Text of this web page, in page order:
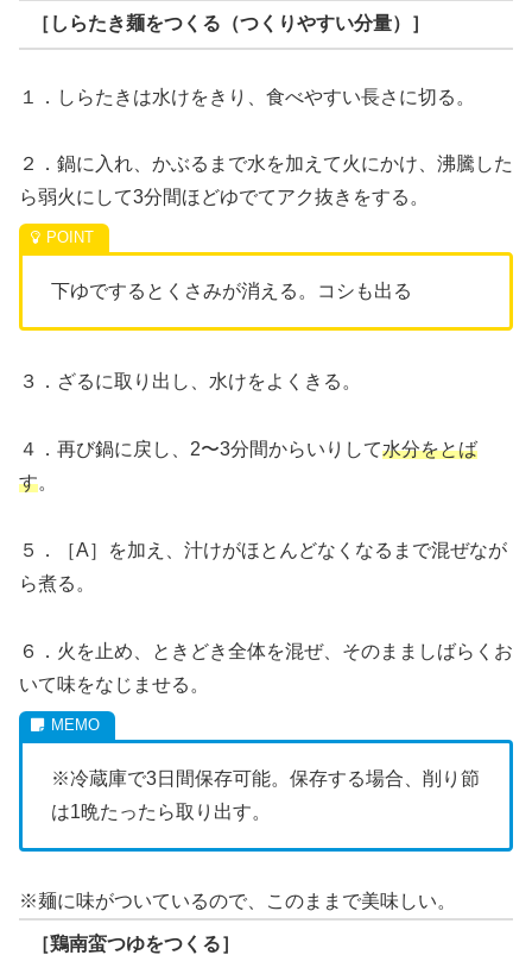
［しらたき麺をつくる（つくりやすい分量）］
１．しらたきは水けをきり、食べやすい長さに切る。
２．鍋に入れ、かぶるまで水を加えて火にかけ、沸騰した
ら弱火にして3分間ほどゆでてアク抜きをする。
下ゆでするとくさみが消える。コシも出る
３．ざるに取り出し、水けをよくきる。
４．再び鍋に戻し、2〜3分間からいりして水分をとば
す。
５．［A］を加え、汁けがほとんどなくなるまで混ぜなが
ら煮る。
６．火を止め、ときどき全体を混ぜ、そのまましばらくお
いて味をなじませる。
※冷蔵庫で3日間保存可能。保存する場合、削り節
は1晩たったら取り出す。
※麺に味がついているので、このままで美味しい。
［鶏南蛮つゆをつくる］